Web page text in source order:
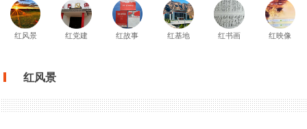
红风景 红党建 红故事 红基地 红书画 红映像
红风景